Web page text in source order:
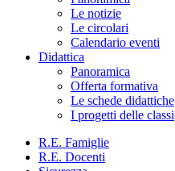
Le notizie
Le circolari
Calendario eventi
Didattica
Panoramica
Offerta formativa
Le schede didattiche
I progetti delle classi
R.E. Famiglie
R.E. Docenti